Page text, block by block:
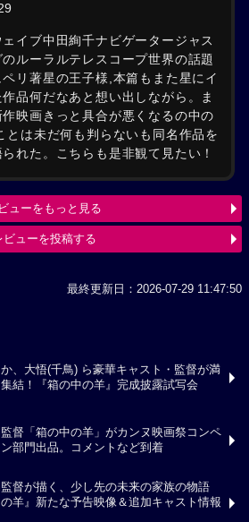
イブ中田絢千ナビゲータージャス
のルーラルテレスコープ世界の話題
リ著星の王子様,本篇もまた星にイ
品何だなあと想い出しながら。ま
映画きっと具合が悪くなるの中の
とは未だ何も判らないも同名作品を
れた。こちらも是非観て見たい！
ューをもっと見る
ビューを投稿する
最終更新日：2026-07-29 11:47:50
、大悟(千鳥) ら豪華キャスト・監督が満
結！『箱の中の羊』完成披露試写会
督「箱の中の羊」がカンヌ映画祭コンペ
部門出品。コメントなど到着
督が描く、少し先の未来の家族の物語
の羊』新たな予告映像＆追加キャスト情報